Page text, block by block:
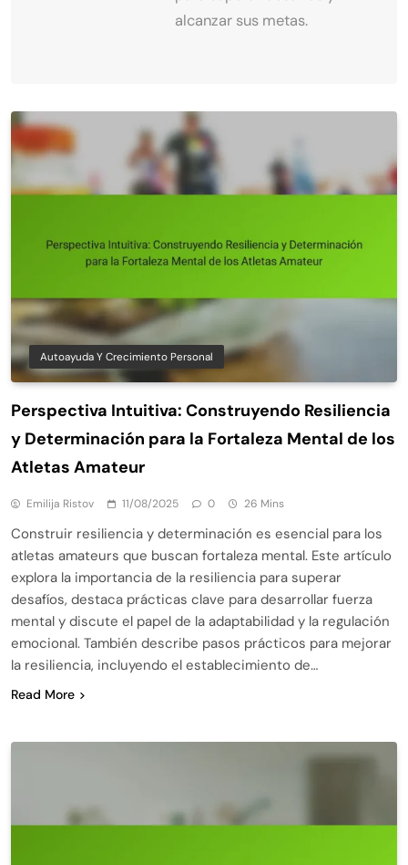
alcanzar sus metas.
Autoayuda Y Crecimiento Personal
Perspectiva Intuitiva: Construyendo Resiliencia
y Determinación para la Fortaleza Mental de los
Atletas Amateur
Emilija Ristov 11/08/2025 0 26 Mins
Construir resiliencia y determinación es esencial para los
atletas amateurs que buscan fortaleza mental. Este artículo
explora la importancia de la resiliencia para superar
desafíos, destaca prácticas clave para desarrollar fuerza
mental y discute el papel de la adaptabilidad y la regulación
emocional. También describe pasos prácticos para mejorar
la resiliencia, incluyendo el establecimiento de…
Read More